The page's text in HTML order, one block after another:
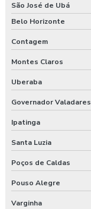
São José de Ubá
Belo Horizonte
Contagem
Montes Claros
Uberaba
Governador Valadares
Ipatinga
Santa Luzia
Poços de Caldas
Pouso Alegre
Varginha